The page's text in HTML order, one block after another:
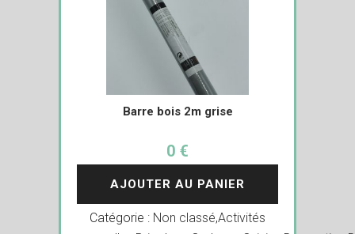
Barre bois 2m grise
0 €
AJOUTER AU PANIER
Catégorie : Non classé,Activités